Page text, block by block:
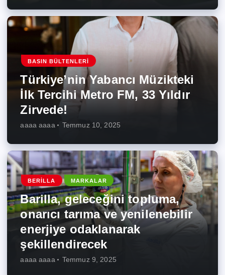
BASIN BÜLTENLERI
Türkiye’nin Yabancı Müzikteki
İlk Tercihi Metro FM, 33 Yıldır
Zirvede!
aaaa aaaa Temmuz 10, 2025
BERILLA MARKALAR
Barilla, geleceğini topluma,
onarıcı tarıma ve yenilenebilir
enerjiye odaklanarak
şekillendirecek
aaaa aaaa Temmuz 9, 2025